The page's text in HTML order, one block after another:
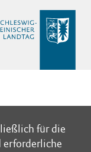
für die
erforderliche
für die
erforderliche